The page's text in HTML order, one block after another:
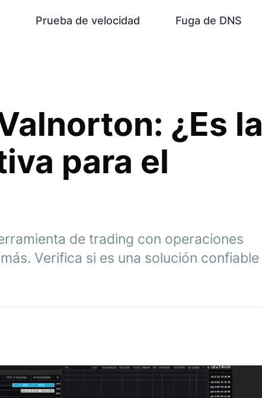
Prueba de velocidad Fuga de DNS
¿Es la
para el
de trading con operaciones
Verifica si es una solución confiable